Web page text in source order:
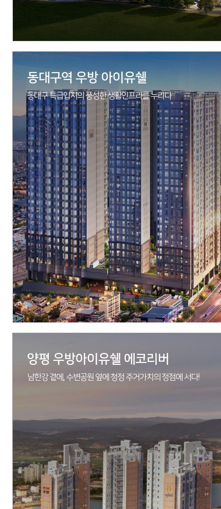
현장 경상남도 창원시 진해구 남양동 20-2번지
시행 아시아신탁(주)
시공 동아건설산업(주), (주)우방
세대수 총 564세대
분양문의 055-264-5088
자세히 보기
동대구역 우방 아이유쉘
동대구 특급입지의 풍성한 생활인프라를 누리다
현장 대구광역시 동구 신천동 70-1 일원
시행 동대구 신천3동 지역주택조합
양평 우방아이유쉘 에코리버
남한강 곁에, 수변공원 옆에 청정 주거가치의 정점에 서다!